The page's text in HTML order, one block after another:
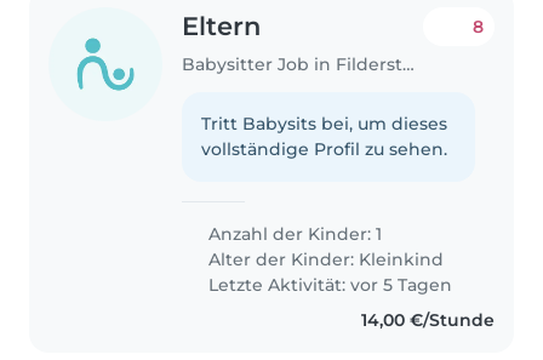
Eltern
Babysitter Job in Filderstadt
8
Tritt Babysits bei, um dieses
vollständige Profil zu sehen.
Anzahl der Kinder: 1
Alter der Kinder: Kleinkind
Letzte Aktivität: vor 5 Tagen
14,00 €/Stunde